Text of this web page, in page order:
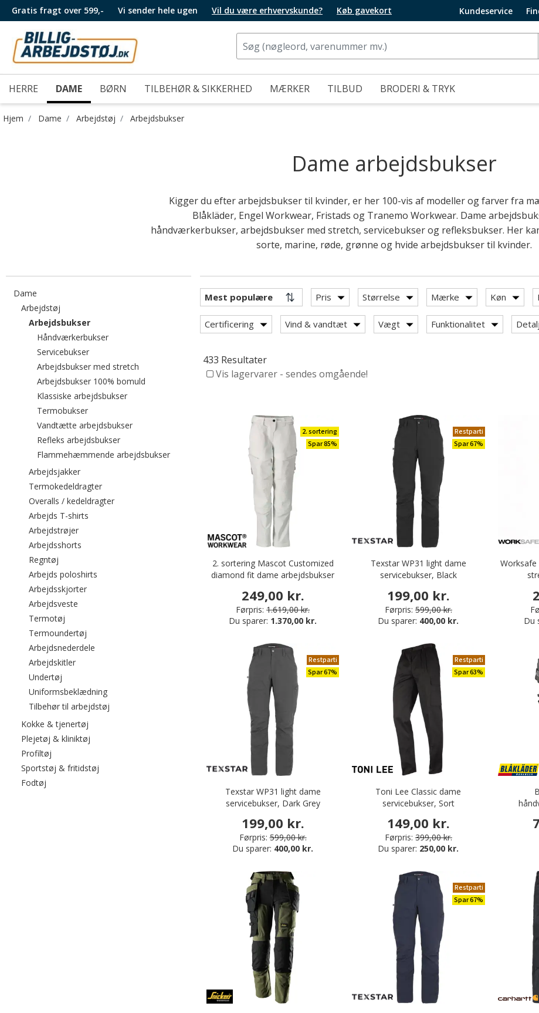
Gratis fragt over 599,- Vi sender hele ugen Vil du være erhvervskunde? Køb gavekort Kundeservice
HERRE DAME BØRN TILBEHØR & SIKKERHED MÆRKER TILBUD BRODERI & TRYK
Hjem Dame Arbejdstøj Arbejdsbukser
Dame arbejdsbukser
Kigger du efter arbejdsbukser til kvinder, er her 100-vis af modeller og farver fra
Blåkläder, Engel Workwear, Fristads og Tranemo Workwear. Dame
håndværkerbukser, arbejdsbukser med stretch, servicebukser og refleksbukser. Her
sorte, marine, røde, grønne og hvide arbejdsbukser til kvinder.
Dame
Arbejdstøj
Arbejdsbukservalgte I øjeblikket sorteret efter category: Arbejdsbukser
HåndværkerbukserFiltrér efter category: Håndværkerbukser
ServicebukserFiltrér efter category: Servicebukser
Arbejdsbukser med stretchFiltrér efter category: Arbejdsbukser med stretch
Arbejdsbukser 100% bomuldFiltrér efter category: Arbejdsbukser 100% bomuld
Klassiske arbejdsbukserFiltrér efter category: Klassiske arbejdsbukser
TermobukserFiltrér efter category: Termobukser
Vandtætte arbejdsbukserFiltrér efter category: Vandtætte arbejdsbukser
Refleks arbejdsbukserFiltrér efter category: Refleks arbejdsbukser
Flammehæmmende arbejdsbukserFiltrér efter category: Flammehæmmende arbejdsbukser
ArbejdsjakkerFiltrér efter category: Arbejdsjakker
TermokedeldragterFiltrér efter category: Termokedeldragter
Overalls / kedeldragterFiltrér efter category: Overalls / kedeldragter
Arbejds T-shirts
ArbejdstrøjerFiltrér efter category: Arbejdstrøjer
Arbejdsshorts Filtrér efter category: Arbejdsshorts
Regntøj
Arbejds poloshirts Filtrér efter category: Arbejds poloshirts
ArbejdsskjorterFiltrér efter category: Arbejdsskjorter
Arbejdsveste
Termotøj
Termoundertøj
Arbejdsnederdele
ArbejdskitlerFiltrér efter category: Arbejdskitler
Undertøj
UniformsbeklædningFiltrér efter category: Uniformsbeklædning
Tilbehør til arbejdstøj Filtrér efter category: Tilbehør til arbejdstøj
Kokke & tjenertøj
Plejetøj & kliniktøj
Profiltøj
Sportstøj & fritidstøj Filtrér efter category: Sportstøj & fritidstøj
Fodtøj
Pris Størrelse Mærke Køn
Certificering Vind & vandtæt Vægt Funktionalitet
433 Resultater
Vis lagervarer - sendes omgående!
2. sortering
Spar 85%
2. sortering Mascot Customized
diamond fit dame arbejdsbukser
249,00 kr.
Førpris: 1.619,00 kr.
Du sparer: 1.370,00 kr.
Restparti
Spar 67%
Texstar WP31 light dame
servicebukser, Black
199,00 kr.
Førpris: 599,00 kr.
Du sparer: 400,00 kr.
Worksafe
Du
Restparti
Spar 67%
Texstar WP31 light dame
servicebukser, Dark Grey
199,00 kr.
Førpris: 599,00 kr.
Du sparer: 400,00 kr.
Restparti
Spar 63%
Toni Lee Classic dame
servicebukser, Sort
149,00 kr.
Førpris: 399,00 kr.
Du sparer: 250,00 kr.
Restparti
Spar 67%